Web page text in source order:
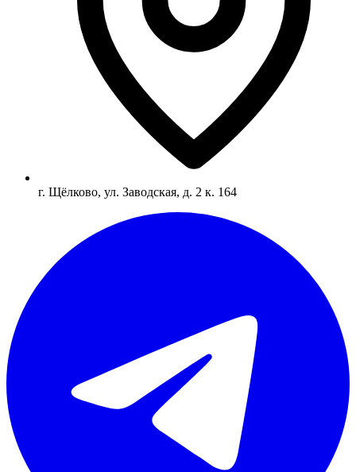
г. Щёлково, ул. Заводская, д. 2 к. 164